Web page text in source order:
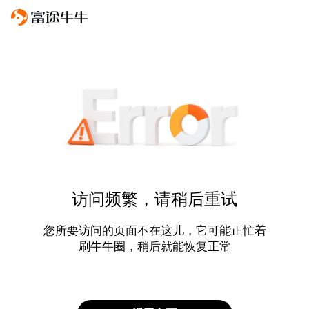
访问频繁，请稍后重试
您所要访问的页面不在这儿，它可能正忙着
刷牛牛圈，稍后就能恢复正常